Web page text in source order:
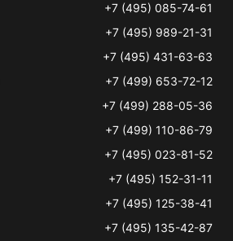
+7 (495) 085-74-61
+7 (495) 989-21-31
+7 (495) 431-63-63
+7 (499) 653-72-12
+7 (499) 288-05-36
+7 (499) 110-86-79
+7 (495) 023-81-52
+7 (495) 152-31-11
+7 (495) 125-38-41
+7 (495) 135-42-87